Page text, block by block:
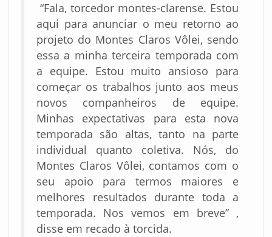
“Fala, torcedor montes-clarense. Estou
aqui para anunciar o meu retorno ao
projeto do Montes Claros Vôlei, sendo
essa a minha terceira temporada com
a equipe. Estou muito ansioso para
começar os trabalhos junto aos meus
novos companheiros de equipe.
Minhas expectativas para esta nova
temporada são altas, tanto na parte
individual quanto coletiva. Nós, do
Montes Claros Vôlei, contamos com o
seu apoio para termos maiores e
melhores resultados durante toda a
temporada. Nos vemos em breve” ,
disse em recado à torcida.